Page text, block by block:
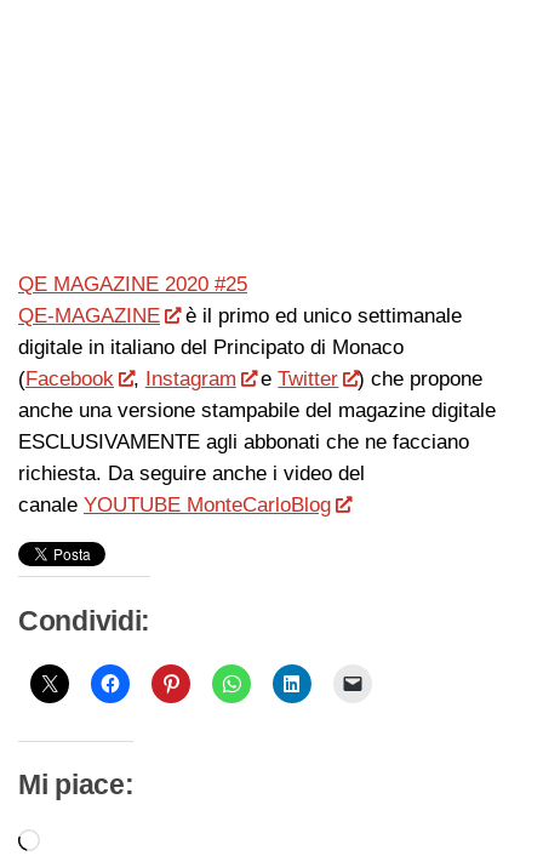
QE MAGAZINE 2020 #25
QE-MAGAZINE
è il primo ed unico settimanale
digitale in italiano del Principato di Monaco
(Facebook , Instagram eTwitter
) che propone
anche una versione stampabile del magazine digitale
ESCLUSIVAMENTE agli abbonati che ne facciano
richiesta. Da seguire anche i video del
canale YOUTUBE MonteCarloBlog
Condividi:
Mi piace:
Caricamento